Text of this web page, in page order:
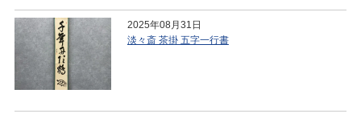
2025年08月31日
淡々斎 茶掛 五字一行書